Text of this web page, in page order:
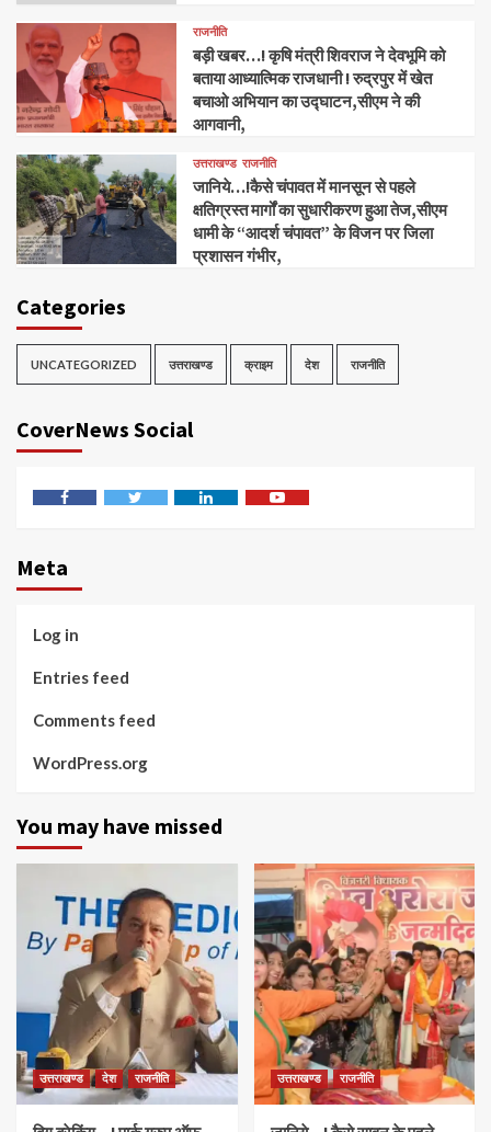
राजनीति
बड़ी खबर…! कृषि मंत्री शिवराज ने देवभूमि को
बताया आध्यात्मिक राजधानी ! रुद्रपुर में खेत
बचाओ अभियान का उद्घाटन,सीएम ने की
आगवानी,
उत्तराखण्ड राजनीति
जानिये…!कैसे चंपावत में मानसून से पहले
क्षतिग्रस्त मार्गों का सुधारीकरण हुआ तेज,सीएम
धामी के “आदर्श चंपावत” के विजन पर जिला
प्रशासन गंभीर,
Categories
UNCATEGORIZED उत्तराखण्ड क्राइम देश राजनीति
CoverNews Social
Meta
Log in
Entries feed
Comments feed
WordPress.org
You may have missed
उत्तराखण्ड देश राजनीति उत्तराखण्ड राजनीति